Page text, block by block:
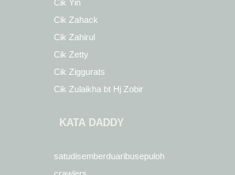
Cik Yin
Cik Zahack
Cik Zahirul
Cik Zetty
Cik Ziggurats
Cik Zulaikha bt Hj Zobir
KATA DADDY
satudisemberduaribusepuloh